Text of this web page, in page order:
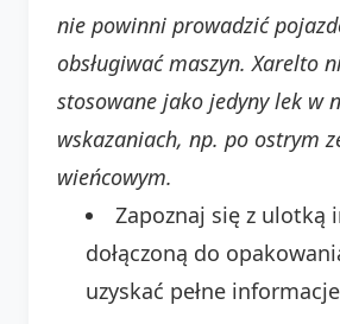
nie powinni prowadzić
obsługiwać maszyn. Xarelto
stosowane jako jedyny lek w
wskazaniach, np. po ostrym
wieńcowym.
Zapoznaj się z ulotką
dołączoną do
uzyskać pełne